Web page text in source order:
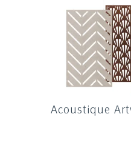
Acoustique